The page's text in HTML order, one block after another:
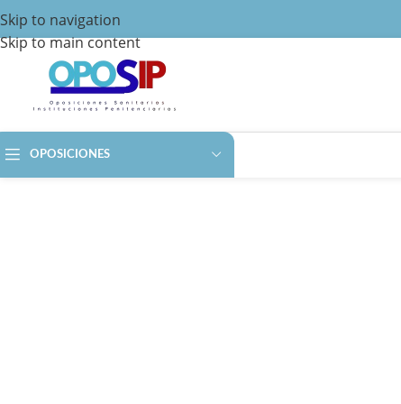
Skip to navigation
Skip to main content
OPOSICIONES